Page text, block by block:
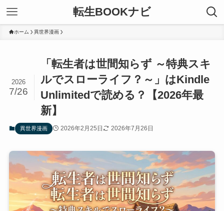
転生BOOKナビ
ホーム 異世界漫画
「転生者は世間知らず ～特典スキ
ルでスローライフ？～」はKindle
Unlimitedで読める？【2026年最
新】
2026
7/26
異世界漫画 2026年2月25日 2026年7月26日